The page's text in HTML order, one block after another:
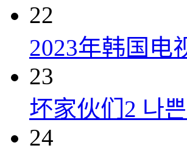
22
2023年韩国电
23
坏家伙们2 나
24